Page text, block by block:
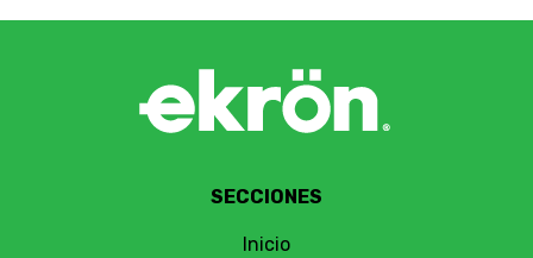
SECCIONES
Inicio